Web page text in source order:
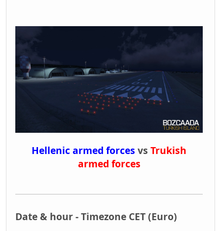
Hellenic armed forces vs Trukish
armed forces
Date & hour - Timezone CET (Euro)